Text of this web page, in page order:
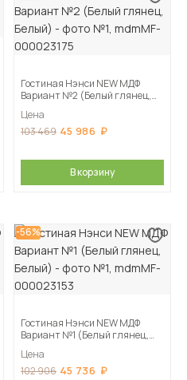
Гостиная Нэнси NEW МДФ
Вариант №2 (Белый глянец,
Цена
103 469 45 986
В корзину
-56%
Гостиная Нэнси NEW МДФ
Вариант №1 (Белый глянец,
Цена
102 906 45 736